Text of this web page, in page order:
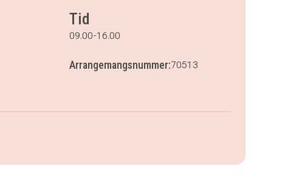
Tid
09.00-16.00
Arrangemangsnummer:70513